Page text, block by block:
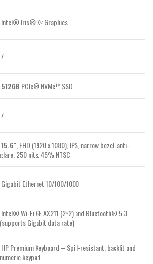
Intel® Iris® Xᵉ Graphics
/
512GB PCIe® NVMe™ SSD
/
15.6″ , FHD (1920 x 1080), IPS, narrow bezel, anti-
glare, 250 nits, 45% NTSC
Gigabit Ethernet 10/100/1000
Intel® Wi-Fi 6E AX211 (2×2) and Bluetooth® 5.3
(supports Gigabit data rate)
HP Premium Keyboard – Spill-resistant, backlit and
numeric keypad